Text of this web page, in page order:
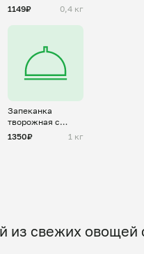
1149₽
0,4 кг
Запеканка
творожная с
вишней
1350₽ 1 кг
из свежих